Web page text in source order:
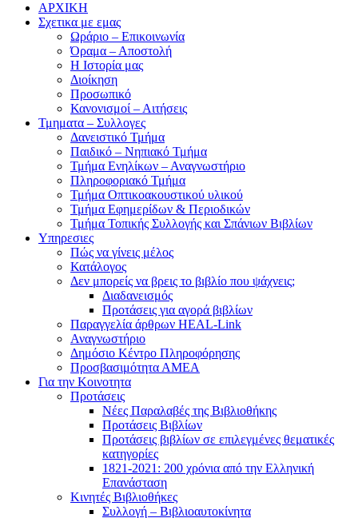
ΑΡΧΙΚΗ
Σχετικα με εμας
Ωράριο – Επικοινωνία
Όραμα – Αποστολή
Η Ιστορία μας
Διοίκηση
Προσωπικό
Κανονισμοί – Αιτήσεις
Τμηματα – Συλλογες
Δανειστικό Τμήμα
Παιδικό – Νηπιακό Τμήμα
Τμήμα Ενηλίκων – Αναγνωστήριο
Πληροφοριακό Τμήμα
Τμήμα Οπτικοακουστικού υλικού
Τμήμα Εφημερίδων & Περιοδικών
Τμήμα Τοπικής Συλλογής και Σπάνιων Βιβλίων
Υπηρεσιες
Πώς να γίνεις μέλος
Κατάλογος
Δεν μπορείς να βρεις το βιβλίο που ψάχνεις;
Διαδανεισμός
Προτάσεις για αγορά βιβλίων
Παραγγελία άρθρων HEAL-Link
Αναγνωστήριο
Δημόσιο Κέντρο Πληροφόρησης
Προσβασιμότητα ΑΜΕΑ
Για την Κοινοτητα
Προτάσεις
Νέες Παραλαβές της Βιβλιοθήκης
Προτάσεις Βιβλίων
Προτάσεις βιβλίων σε επιλεγμένες θεματικές
κατηγορίες
1821-2021: 200 χρόνια από την Ελληνική
Επανάσταση
Κινητές Βιβλιοθήκες
Συλλογή – Βιβλιοαυτοκίνητα